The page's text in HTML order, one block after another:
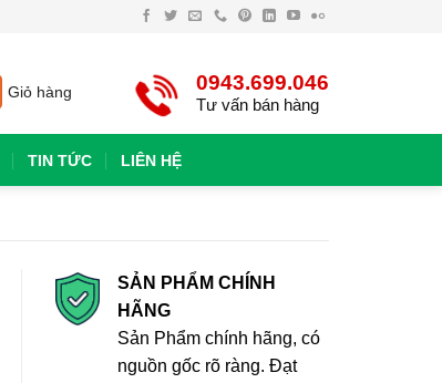
Giỏ hàng 0943.699.046
Tư vấn bán hàng
TIN TỨC LIÊN HỆ
SẢN PHẨM CHÍNH
HÃNG
Sản Phẩm chính hãng, có
nguồn gốc rõ ràng. Đạt